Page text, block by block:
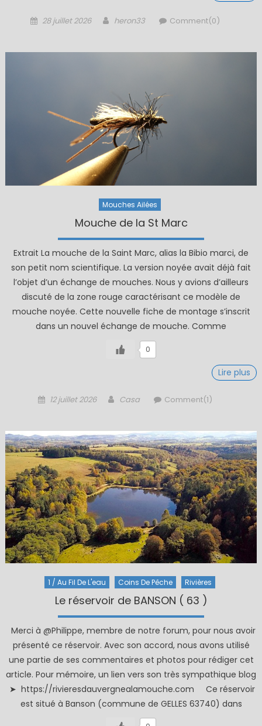
Posted
28 juillet 2026 Author
heron33 Comment(0)
Mouches Ailées
Mouche de la St Marc
Extrait La mouche de la Saint Marc, alias la Bibio marci, de
son petit nom scientifique. La version noyée avait déjà fait
l’objet d’un échange de mouches. Nous y avions d’ailleurs
discuté de la zone rouge caractérisant ce modèle de
mouche noyée. Cette nouvelle fiche de montage s’inscrit
dans un nouvel échange de mouche. Comme
0
Lire plus
Posted
12 juillet 2026 Author
Casa Comment(1)
1 / Au Fil De L'eau Coins De Pêche Rivières
Le réservoir de BANSON ( 63 )
Merci à @Philippe, membre de notre forum, pour nous avoir
présenté ce réservoir. Avec son accord, nous avons utilisé
une partie de ses commentaires et photos pour rédiger cet
article. Pour mémoire, un lien vers son très sympathique blog
➤ https://rivieresdauvergnealamouche.com Ce réservoir
est situé à Banson (commune de GELLES 63740) dans